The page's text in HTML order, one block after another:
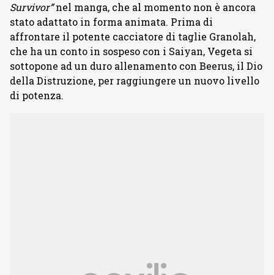
Survivor”nel manga, che al momento non è ancora
stato adattato in forma animata. Prima di
affrontare il potente cacciatore di taglie Granolah,
che ha un conto in sospeso con i Saiyan, Vegeta si
sottopone ad un duro allenamento con Beerus, il Dio
della Distruzione, per raggiungere un nuovo livello
di potenza.